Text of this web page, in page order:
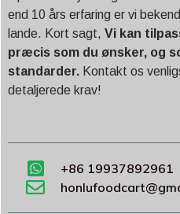
end 10 års erfaring er vi
lande. Kort sagt, Vi kan
præcis som du ønsker, og
standarder. Kontakt os
detaljerede krav!
+86 19937892961